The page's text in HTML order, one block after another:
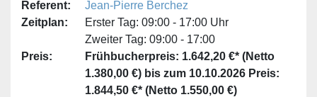
Referent:
Jean-Pierre Berchez
Zeitplan:
Erster Tag: 09:00 - 17:00 Uhr
Zweiter Tag: 09:00 - 17:00
Preis:
Frühbucherpreis: 1.642,20 €* (Netto
1.380,00 €) bis zum 10.10.2026 Preis:
1.844,50 €* (Netto 1.550,00 €)